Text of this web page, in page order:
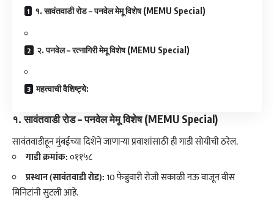
​१. सावंतवाडी रोड – पनवेल मेमू विशेष (MEMU Special)
​२. पनवेल – रत्नागिरी मेमू विशेष (MEMU Special)
​महत्वाची वैशिष्ट्ये:
१. सावंतवाडी रोड – पनवेल मेमू विशेष (MEMU Special)
​सावंतवाडीहून मुंबईच्या दिशेने जाणाऱ्या प्रवाशांसाठी ही गाडी सोयीची ठरेल.
गाडी क्रमांक:०११५८
प्रस्थान (सावंतवाडी रोड): 10 फेब्रुवारी रोजी सकाळी नऊ वाजून वीस
मिनिटांनी सुटली आहे.